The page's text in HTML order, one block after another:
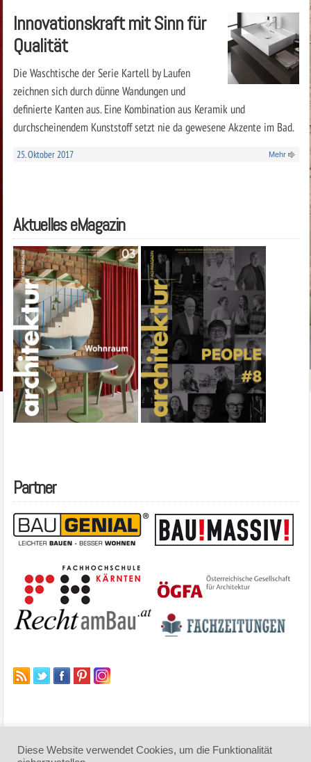
Innovationskraft mit Sinn für
Qualität
Die Waschtische der Serie Kartell by Laufen
zeichnen sich durch dünne Wandungen und
definierte Kanten aus. Eine Kombination aus Keramik und
durchscheinendem Kunststoff setzt nie da gewesene Akzente im Bad.
25. Oktober 2017 Mehr
Aktuelles eMagazin
Partner
Diese Website verwendet Cookies, um die Funktionalität